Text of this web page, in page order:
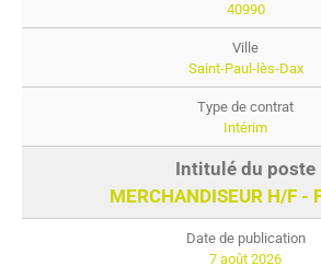
40990
Saint-Paul-lès-Dax
Intérim
MERCHANDISEUR H/F -
7 août 2026